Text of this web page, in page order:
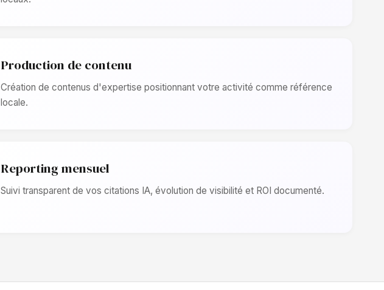
Production de contenu
Création de contenus d'expertise positionnant votre activité comme référence
locale.
Reporting mensuel
Suivi transparent de vos citations IA, évolution de visibilité et ROI documenté.